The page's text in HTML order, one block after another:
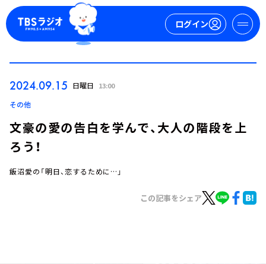
ログイン
2024.09.15 日曜日 13:00
その他
文豪の愛の告白を学んで、大人の階段を上
ろう！
飯沼愛の「明日、恋するために…」
この記事をシェア